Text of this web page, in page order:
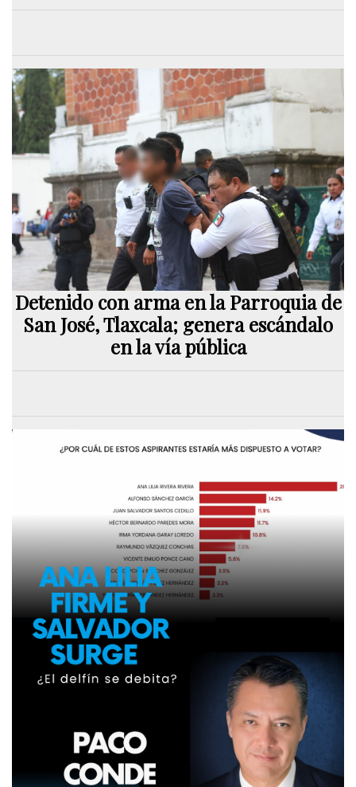
Detenido con arma en la Parroquia de
San José, Tlaxcala; genera escándalo
en la vía pública